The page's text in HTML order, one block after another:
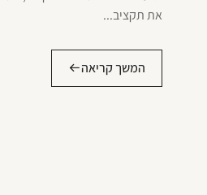
את תקציב...
המשך קריאה